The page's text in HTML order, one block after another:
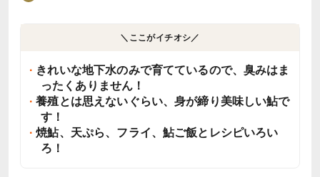
＼ここがイチオシ／
きれいな地下水のみで育てているので、臭みはま
ったくありません！
養殖とは思えないぐらい、身が締り美味しい鮎で
す！
焼鮎、天ぷら、フライ、鮎ご飯とレシピいろい
ろ！